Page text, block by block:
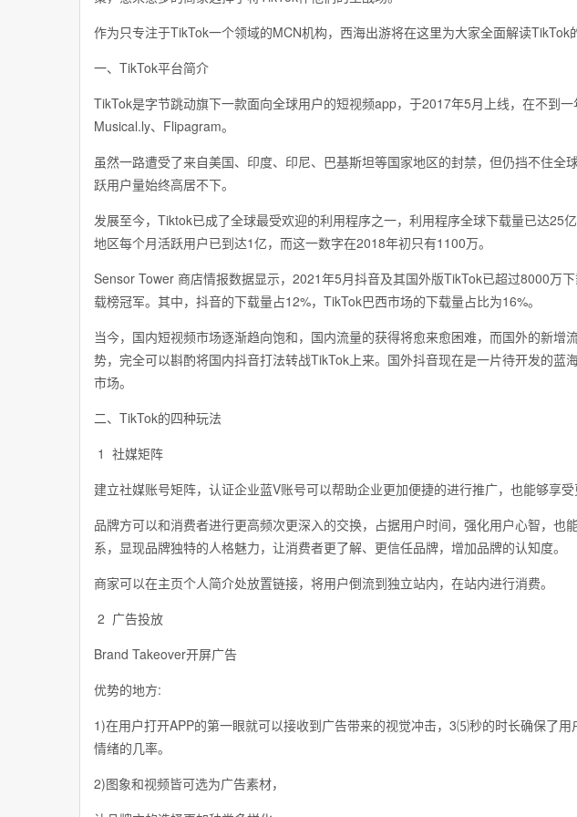
作为只专注于TikTok一个领域的MCN机构，西海出游将在这里为大家全面解读TikTok
一、TikTok平台简介
TikTok是字节跳动旗下一款面向全球用户的短视频app，于2017年5月上线，在不到
Musical.ly、Flipagram。
虽然一路遭受了来自美国、印度、印尼、巴基斯坦等国家地区的封禁，但仍挡不住全
跃用户量始终高居不下。
发展至今，Tiktok已成了全球最受欢迎的利用程序之一，利用程序全球下载量已达25
地区每个月活跃用户已到达1亿，而这一数字在2018年初只有1100万。
Sensor Tower 商店情报数据显示，2021年5月抖音及其国外版TikTok已超过8000万
载榜冠军。其中，抖音的下载量占12%，TikTok巴西市场的下载量占比为16%。
当今，国内短视频市场逐渐趋向饱和，国内流量的获得将愈来愈困难，而国外的新增
势，完全可以斟酌将国内抖音打法转战TikTok上来。国外抖音现在是一片待开发的蓝
市场。
二、TikTok的四种玩法
1 社媒矩阵
建立社媒账号矩阵，认证企业蓝V账号可以帮助企业更加便捷的进行推广，也能够享受
品牌方可以和消费者进行更高频次更深入的交换，占据用户时间，强化用户心智，也
系，显现品牌独特的人格魅力，让消费者更了解、更信任品牌，增加品牌的认知度。
商家可以在主页个人简介处放置链接，将用户倒流到独立站内，在站内进行消费。
2 广告投放
Brand Takeover开屏广告
优势的地方:
1)在用户打开APP的第一眼就可以接收到广告带来的视觉冲击，3⑸秒的时长确保了
情绪的几率。
2)图象和视频皆可选为广告素材，